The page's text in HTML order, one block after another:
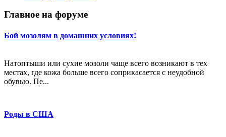
Главное на форуме
Бой мозолям в домашних условиях!
Натоптыши или сухие мозоли чаще всего возникают в тех
местах, где кожа больше всего соприкасается с неудобной
обувью. Пе...
Роды в США